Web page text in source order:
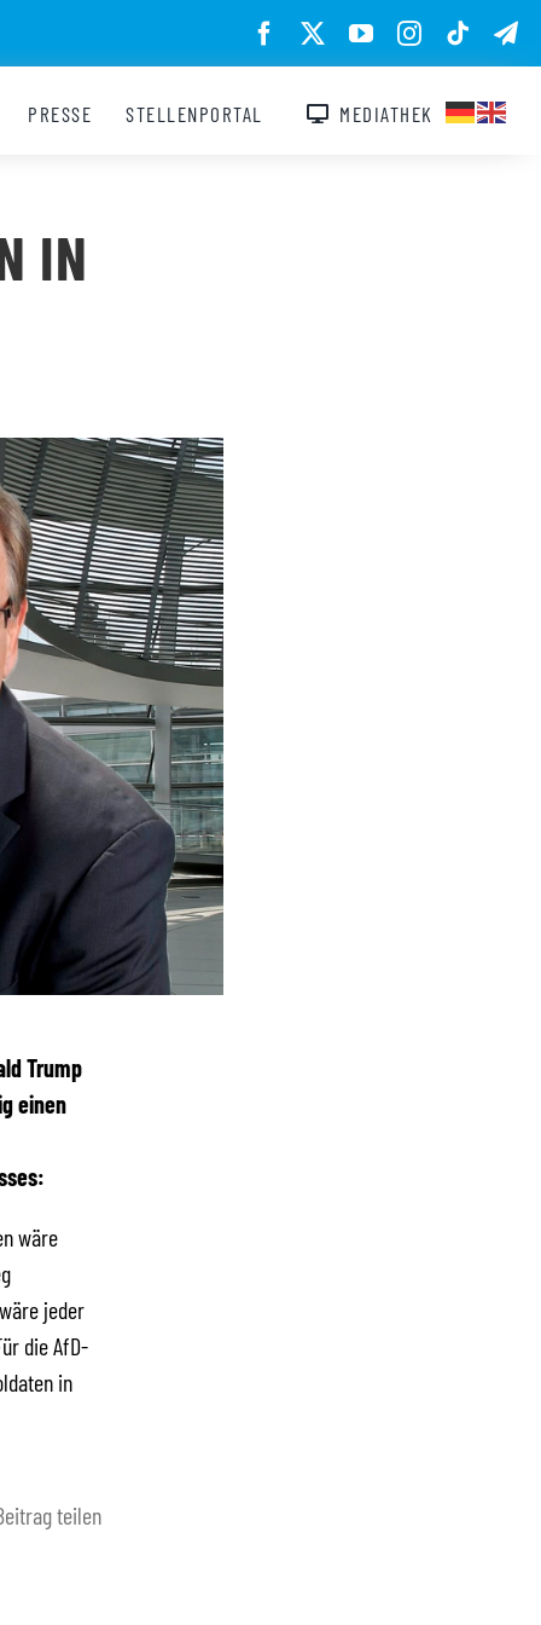
PRESSE STELLENPORTAL MEDIATHEK
IN
Trump
einen
wäre
jeder
die AfD-
in
teilen